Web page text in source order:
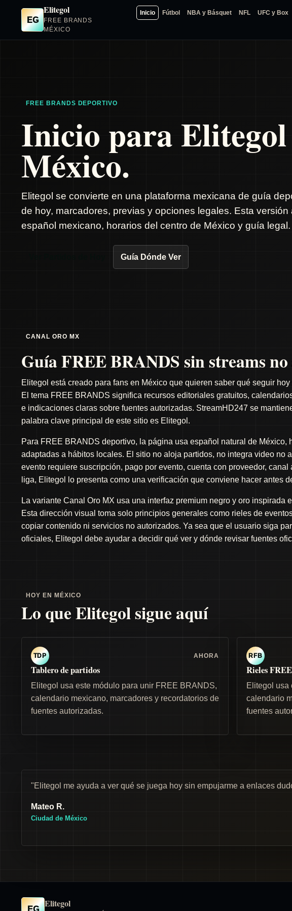
EG
Elitegol
FREE BRANDS
MÉXICO
Inicio Fútbol NBA y Básquet NFL UFC y Box
FREE BRANDS DEPORTIVO
Inicio para
México.
Elitegol se convierte en una plataforma mexicana de guía
de hoy, marcadores, previas y opciones legales. Esta
español mexicano, horarios del centro de México y guía legal.
Guía Dónde Ver
CANAL ORO MX
Guía FREE BRANDS sin streams
Elitegol está creado para fans en México que quieren saber qué seguir
El tema FREE BRANDS significa recursos editoriales gratuitos,
e indicaciones claras sobre fuentes autorizadas. StreamHD247 se
palabra clave principal de este sitio es Elitegol.
Para FREE BRANDS deportivo, la página usa español natural de México,
adaptadas a hábitos locales. El sitio no aloja partidos, no integra video no
evento requiere suscripción, pago por evento, cuenta con proveedor,
liga, Elitegol lo presenta como una verificación que conviene hacer antes
La variante Canal Oro MX usa una interfaz premium negro y oro inspirada
Esta dirección visual toma solo principios generales como rieles de
copiar contenido ni servicios no autorizados. Ya sea que el usuario siga
oficiales, Elitegol debe ayudar a decidir qué ver y dónde revisar fuentes
HOY EN MÉXICO
Lo que Elitegol sigue aquí
TDP AHORA
Tablero de partidos
Elitegol usa este módulo para unir FREE BRANDS,
calendario mexicano, marcadores y recordatorios de
fuentes autorizadas.
RFB
Rieles
Elitegol usa
calendario
fuentes
"Elitegol me ayuda a ver qué se juega hoy sin empujarme a enlaces
Mateo R.
Ciudad de México
EG Elitegol